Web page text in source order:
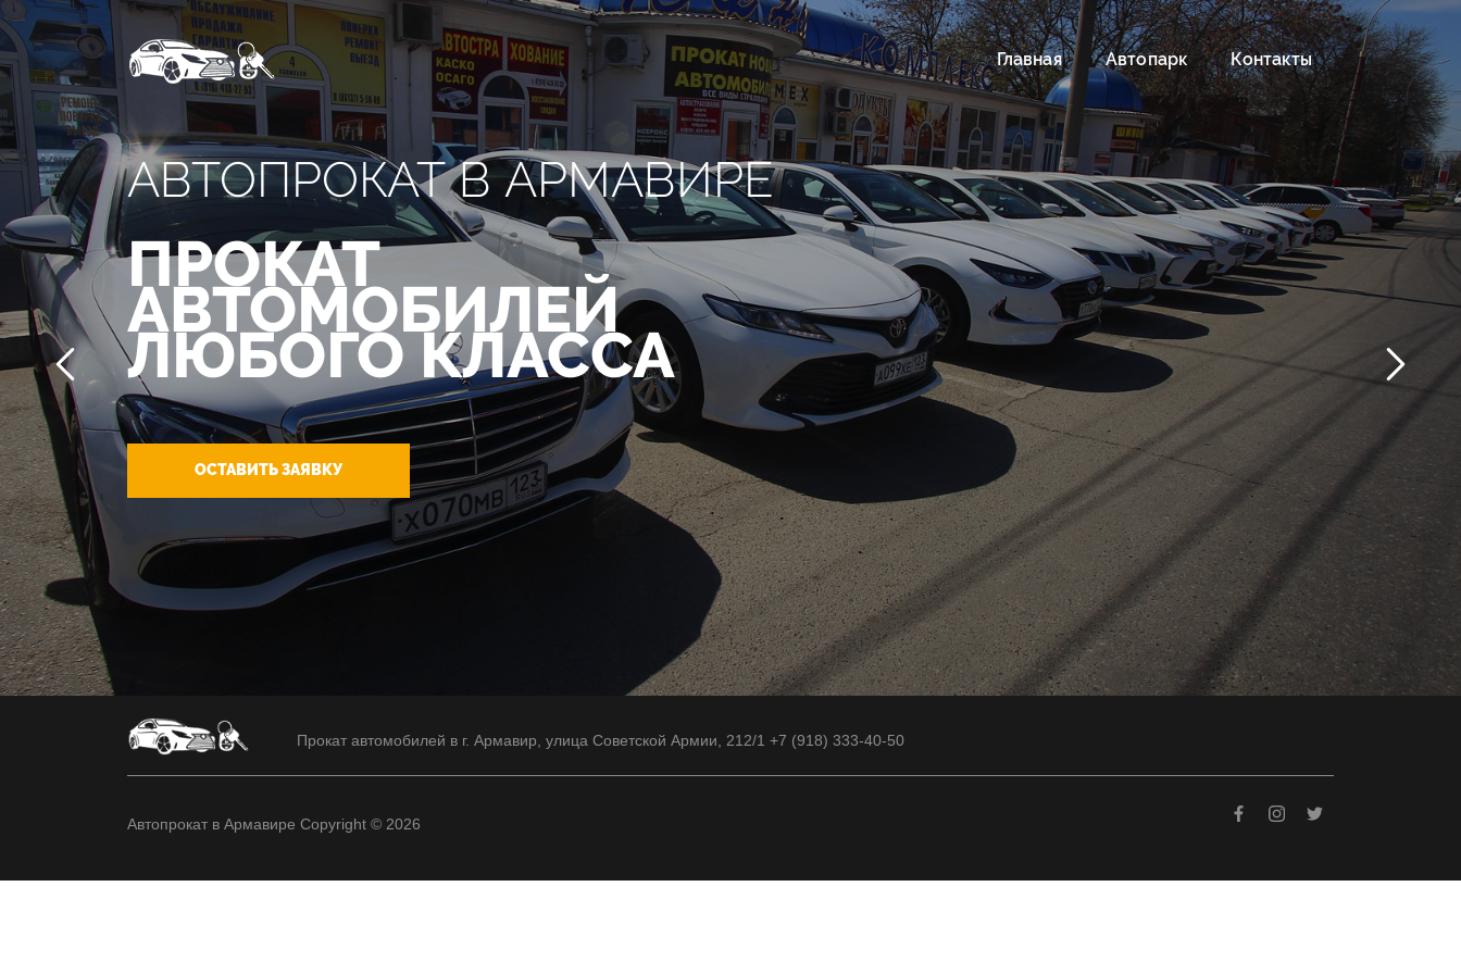
Главная Автопарк Контакты
АВТОПРОКАТ В АРМАВИРЕ
ПРОКАТ
АВТОМОБИЛЕЙ
ЛЮБОГО КЛАССА
ОСТАВИТЬ ЗАЯВКУ
Прокат автомобилей в г. Армавир, улица Советской Армии, 212/1 +7 (918) 333-40-50
Автопрокат в Армавире Copyright © 2026